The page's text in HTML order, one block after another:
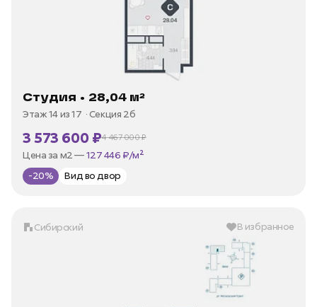
Студия • 28,04 м²
Этаж 14 из 17 Секция 2б
3 573 600 ₽4 467 000 ₽
В ипотеку —от 17 140 ₽/мес
Цена за м2 —
-20% Вид во двор
Сибирский В избранное